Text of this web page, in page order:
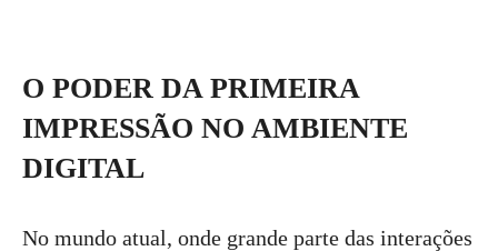
O PODER DA PRIMEIRA
IMPRESSÃO NO AMBIENTE
DIGITAL
No mundo atual, onde grande parte das interações